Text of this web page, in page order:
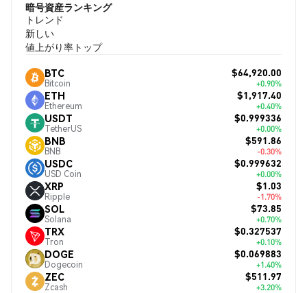
暗号資産ランキング
トレンド
新しい
値上がり率トップ
BTC
Bitcoin
$64,920.00
+0.90%
ETH
Ethereum
$1,917.40
+0.40%
USDT
TetherUS
$0.999336
+0.00%
BNB
BNB
$591.86
-0.30%
USDC
USD Coin
$0.999632
+0.00%
XRP
Ripple
$1.03
-1.70%
SOL
Solana
$73.85
+0.70%
TRX
Tron
$0.327537
+0.10%
DOGE
Dogecoin
$0.069883
+1.40%
ZEC
Zcash
$511.97
+3.20%